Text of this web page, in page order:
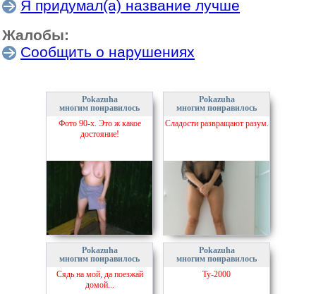
Я придумал(а) название лучше
Жалобы:
Сообщить о нарушениях
Pokazuha
многим понравилось
Фото 90-х. Это ж какое
достояние!
Pokazuha
многим понравилось
Сладости развращают разум.
Pokazuha
многим понравилось
Сядь на мой, да поезжай
домой...
Pokazuha
многим понравилось
Ту-2000